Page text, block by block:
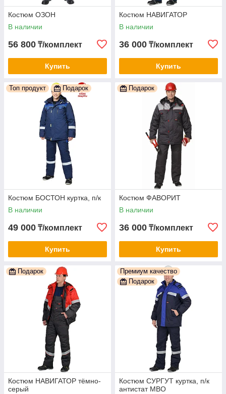
Костюм ОЗОН
В наличии
56 800 ₸/комплект
Купить
Костюм НАВИГАТОР
В наличии
36 000 ₸/комплект
Купить
Топ продукт Подарок
Костюм БОСТОН куртка, п/к
В наличии
49 000 ₸/комплект
Купить
Подарок
Костюм ФАВОРИТ
В наличии
36 000 ₸/комплект
Купить
Подарок
Костюм НАВИГАТОР тёмно-
серый
Премиум качество
Подарок
Костюм СУРГУТ куртка, п/к
антистат МВО